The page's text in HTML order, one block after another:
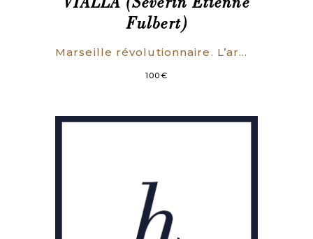
VIALLA (Séverin Étienne
Fulbert)
Marseille révolutionnaire. L’armée-nation (1789-1793).
100€